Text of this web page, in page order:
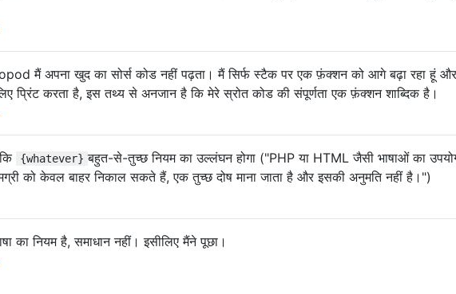
मैं अपना खुद का सोर्स कोड नहीं पढ़ता। मैं सिर्फ स्टैक पर एक फ़ंक्शन को आगे बढ़ा रहा हूं और
प्रिंट करता है, इस तथ्य से अनजान है कि मेरे स्रोत कोड की संपूर्णता एक फ़ंक्शन शाब्दिक है।
{whatever} बहुत-से-तुच्छ नियम का उल्लंघन होगा ("PHP या HTML जैसी भाषाओं का
को केवल बाहर निकाल सकते हैं, एक तुच्छ दोष माना जाता है और इसकी अनुमति नहीं है।")
का नियम है, समाधान नहीं। इसीलिए मैंने पूछा।